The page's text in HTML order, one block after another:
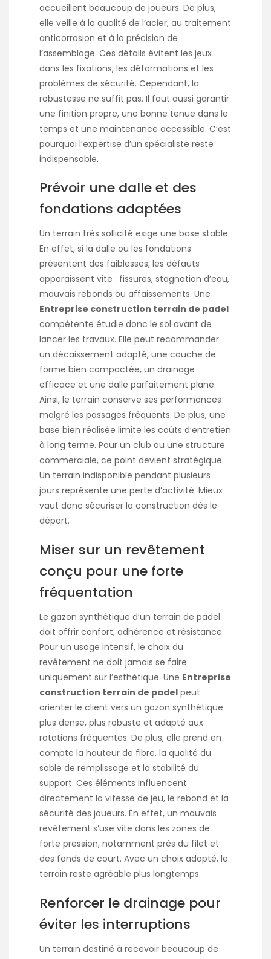
accueillent beaucoup de joueurs. De plus,
elle veille à la qualité de l’acier, au traitement
anticorrosion et à la précision de
l’assemblage. Ces détails évitent les jeux
dans les fixations, les déformations et les
problèmes de sécurité. Cependant, la
robustesse ne suffit pas. Il faut aussi garantir
une finition propre, une bonne tenue dans le
temps et une maintenance accessible. C’est
pourquoi l’expertise d’un spécialiste reste
indispensable.
Prévoir une dalle et des
fondations adaptées
Un terrain très sollicité exige une base stable.
En effet, si la dalle ou les fondations
présentent des faiblesses, les défauts
apparaissent vite : fissures, stagnation d’eau,
mauvais rebonds ou affaissements. Une
Entreprise construction terrain de padel
compétente étudie donc le sol avant de
lancer les travaux. Elle peut recommander
un décaissement adapté, une couche de
forme bien compactée, un drainage
efficace et une dalle parfaitement plane.
Ainsi, le terrain conserve ses performances
malgré les passages fréquents. De plus, une
base bien réalisée limite les coûts d’entretien
à long terme. Pour un club ou une structure
commerciale, ce point devient stratégique.
Un terrain indisponible pendant plusieurs
jours représente une perte d’activité. Mieux
vaut donc sécuriser la construction dès le
départ.
Miser sur un revêtement
conçu pour une forte
fréquentation
Le gazon synthétique d’un terrain de padel
doit offrir confort, adhérence et résistance.
Pour un usage intensif, le choix du
revêtement ne doit jamais se faire
uniquement sur l’esthétique. Une Entreprise
construction terrain de padel peut
orienter le client vers un gazon synthétique
plus dense, plus robuste et adapté aux
rotations fréquentes. De plus, elle prend en
compte la hauteur de fibre, la qualité du
sable de remplissage et la stabilité du
support. Ces éléments influencent
directement la vitesse de jeu, le rebond et la
sécurité des joueurs. En effet, un mauvais
revêtement s’use vite dans les zones de
forte pression, notamment près du filet et
des fonds de court. Avec un choix adapté, le
terrain reste agréable plus longtemps.
Renforcer le drainage pour
éviter les interruptions
Un terrain destiné à recevoir beaucoup de